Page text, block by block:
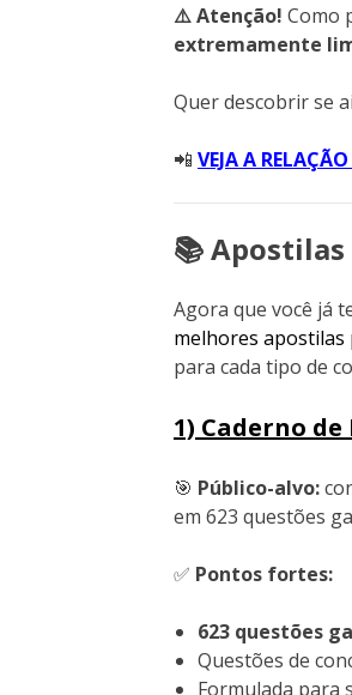
⚠️ Atenção! Como
extremamente
Quer descobrir se
📲 VEJA A
📚
Agora que você já
melhores
para cada tipo de
1) Caderno
🎯 Público-alvo:
em 623 questões
✅ Pontos fortes:
623 questões
Questões de
Formulada para